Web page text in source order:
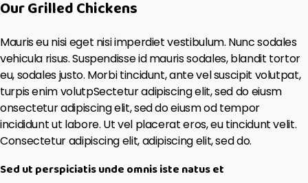
Our Grilled Chickens
Mauris eu nisi eget nisi imperdiet vestibulum. Nunc sodales
vehicula risus. Suspendisse id mauris sodales, blandit tortor
eu, sodales justo. Morbi tincidunt, ante vel suscipit volutpat,
turpis enim volutpSectetur adipiscing elit, sed do eiusm
onsectetur adipiscing elit, sed do eiusm od tempor
incididunt ut labore. Ut vel placerat eros, eu tincidunt velit.
Consectetur adipiscing elit, adipiscing elit, sed do.
Sed ut perspiciatis unde omnis iste natus et